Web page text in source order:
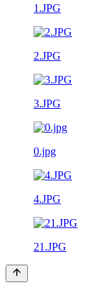
1.JPG
2.JPG
3.JPG
0.jpg
4.JPG
21.JPG